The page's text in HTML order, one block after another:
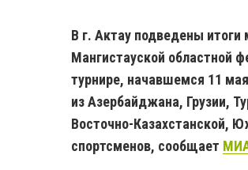
В г. Актау подведены итоги
Мангистауской областной
турнире, начавшемся 11
из Азербайджана, Грузии,
Восточно-Казахстанской,
спортсменов, сообщает